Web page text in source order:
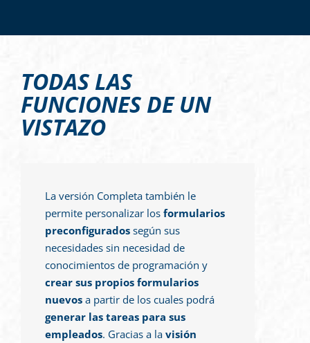
TODAS LAS
FUNCIONES DE UN
VISTAZO
La versión Completa también le
permite personalizar los formularios
preconfiguradossegún sus
necesidades sin necesidad de
conocimientos de programación y
crear sus propios formularios
nuevosa partir de los cuales podrá
generar las tareas para sus
empleados. Gracias a la visión